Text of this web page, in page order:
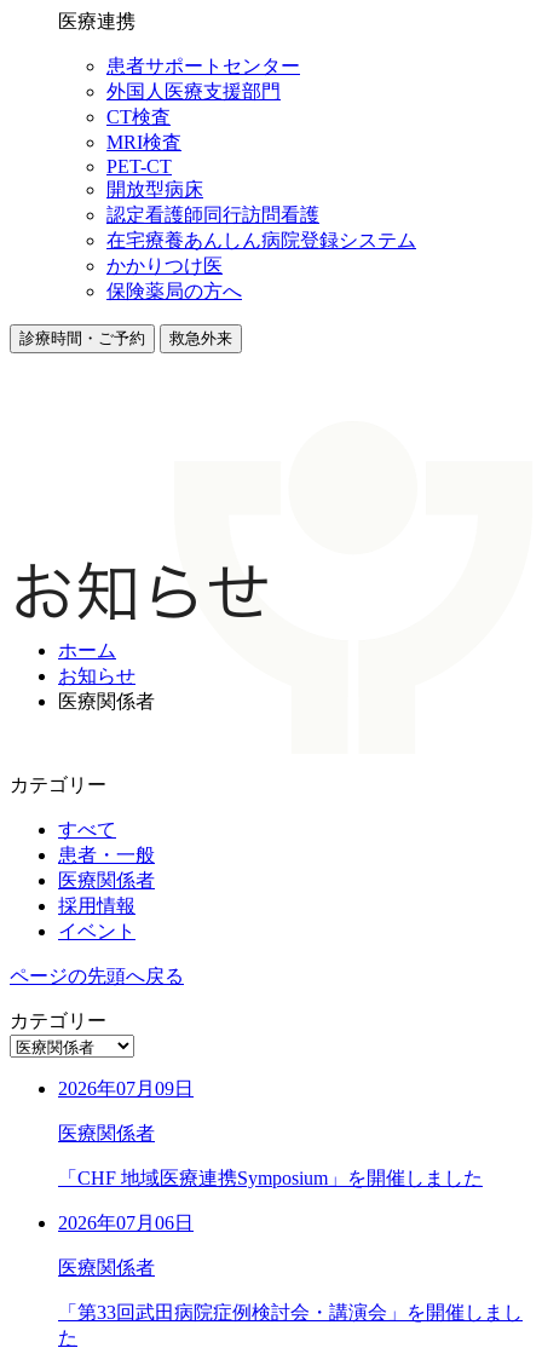
医療連携
患者サポートセンター
外国人医療支援部門
CT検査
MRI検査
PET-CT
開放型病床
認定看護師同行訪問看護
在宅療養あんしん病院登録システム
かかりつけ医
保険薬局の方へ
診療時間・ご予約 救急外来
ホーム
お知らせ
医療関係者
お知らせ
カテゴリー
すべて
患者・一般
医療関係者
採用情報
イベント
ページの先頭へ戻る
カテゴリー
2026年07月09日
医療関係者
「CHF 地域医療連携Symposium」を開催しました
2026年07月06日
医療関係者
「第33回武田病院症例検討会・講演会」を開催しまし
た